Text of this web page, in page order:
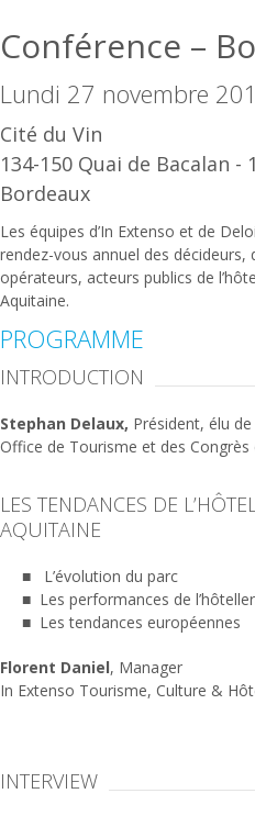
Conférence –
Lundi 27 novembre
Cité du Vin
134-150 Quai de Bacalan
Bordeaux
Les équipes d’In Extenso et de
rendez-vous annuel des décideurs,
opérateurs, acteurs publics de
Aquitaine.
PROGRAMME
INTRODUCTION
Stephan Delaux, Président, élu
Office de Tourisme et des
LES TENDANCES DE
AQUITAINE
L’évolution du parc
Les performances de
Les tendances européennes
Florent Daniel, Manager
In Extenso Tourisme, Culture &
INTERVIEW